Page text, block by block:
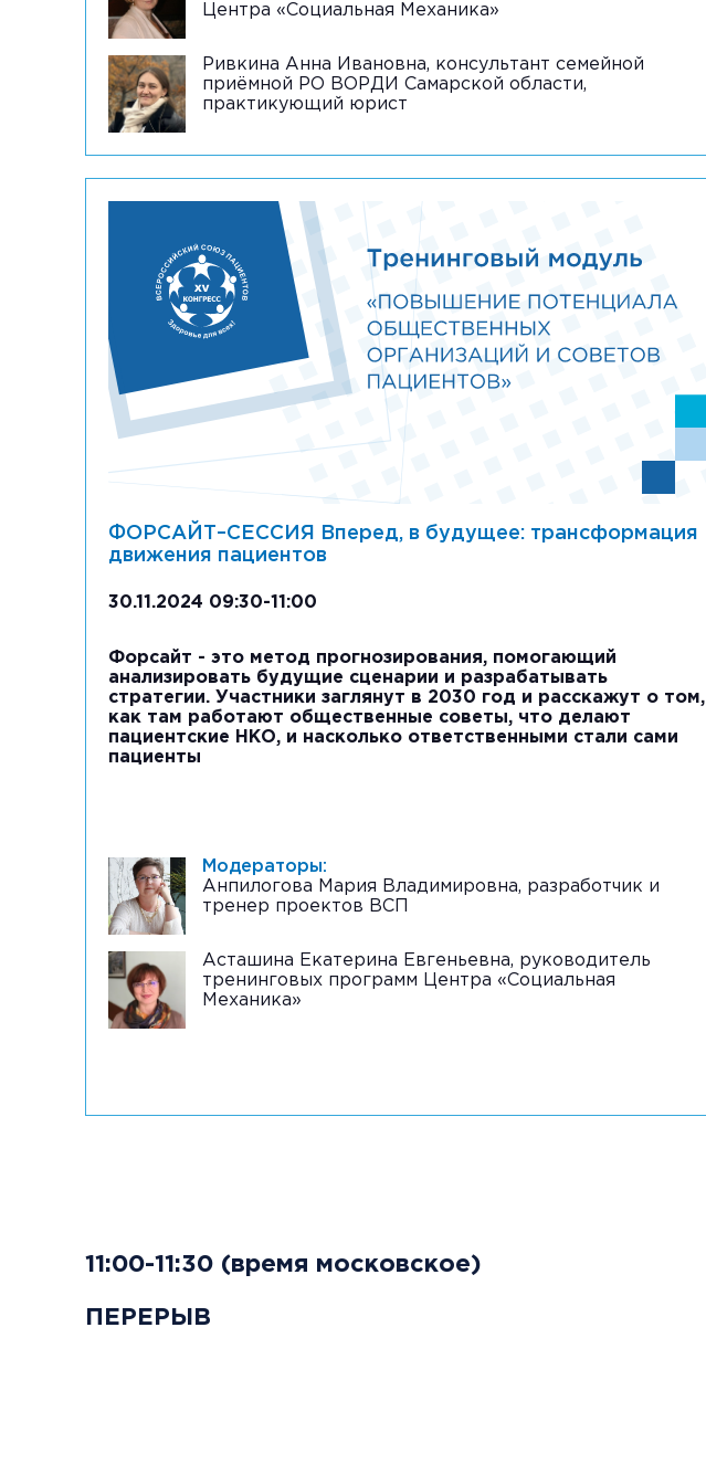
Центра «Социальная Механика»
Ривкина Анна Ивановна, консультант семейной
приёмной РО ВОРДИ Самарской области,
практикующий юрист
ФОРСАЙТ–СЕССИЯ Вперед, в будущее: трансформация
движения пациентов
30.11.2024 09:30-11:00
Форсайт - это метод прогнозирования, помогающий
анализировать будущие сценарии и разрабатывать
стратегии. Участники заглянут в 2030 год и расскажут о том,
как там работают общественные советы, что делают
пациентские НКО, и насколько ответственными стали сами
пациенты
Модераторы:
Анпилогова Мария Владимировна, разработчик и
тренер проектов ВСП
Асташина Екатерина Евгеньевна, руководитель
тренинговых программ Центра «Социальная
Механика»
11:00-11:30 (время московское)
ПЕРЕРЫВ